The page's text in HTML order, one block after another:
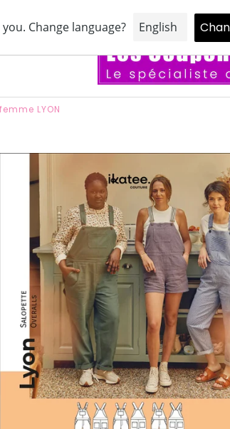
Profitez d'une réduction de 5% sur
LYON